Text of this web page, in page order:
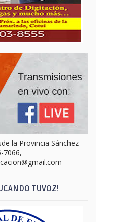
la Provincia Sánchez
7066,
TUVOZ!